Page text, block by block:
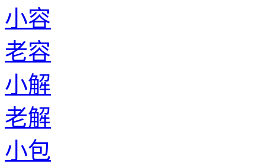
小容
老容
小解
老解
小包